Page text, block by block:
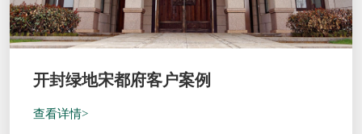
开封绿地宋都府客户案例
查看详情>